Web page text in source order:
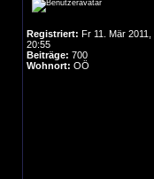
Registriert: Fr 11. Mär 2011,
20:55
Beiträge: 700
Wohnort: OÖ